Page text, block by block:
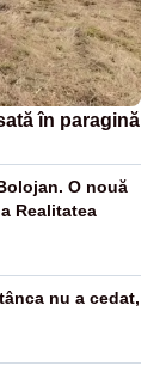
în paragină
O nouă
Realitatea
nu a cedat,